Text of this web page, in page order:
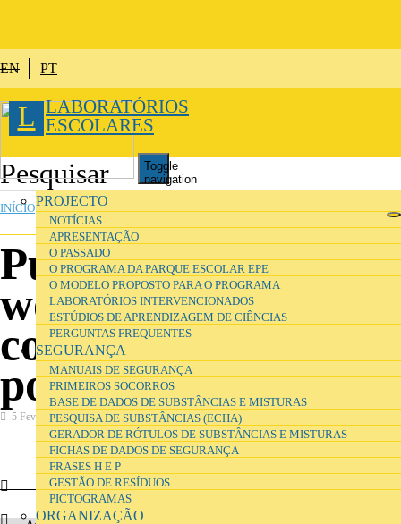
EN PT
L LABORATÓRIOS
ESCOLARES
Toggle
navigation
PROJECTO
NOTÍCIAS
APRESENTAÇÃO
O PASSADO
O PROGRAMA DA PARQUE ESCOLAR EPE
O MODELO PROPOSTO PARA O PROGRAMA
LABORATÓRIOS INTERVENCIONADOS
ESTÚDIOS DE APRENDIZAGEM DE CIÊNCIAS
PERGUNTAS FREQUENTES
SEGURANÇA
MANUAIS DE SEGURANÇA
PRIMEIROS SOCORROS
BASE DE DADOS DE SUBSTÂNCIAS E MISTURAS
PESQUISA DE SUBSTÂNCIAS (ECHA)
GERADOR DE RÓTULOS DE SUBSTÂNCIAS E MISTURAS
FICHAS DE DADOS DE SEGURANÇA
FRASES H E P
GESTÃO DE RESÍDUOS
PICTOGRAMAS
ORGANIZAÇÃO
ESTÁ AQUI
INÍCIO»INVESTIGAÇÃO
Publicações,
workshops,
comunicações e
posters
5 Fevereiro 2017 Investigação